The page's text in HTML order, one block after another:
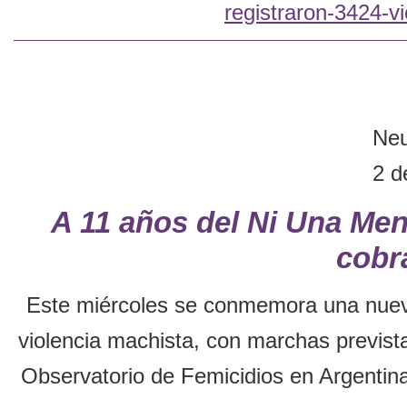
registraron-3424-
2
A 11 años del Ni Una
Este miércoles se conmemora una
violencia machista, con marchas
Observatorio de Femicidios en